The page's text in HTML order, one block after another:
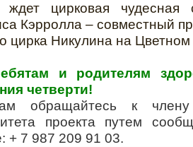
цирковая чудесная
Кэрролла – совместный
цирка Никулина на
и родителям
четверти!
обращайтесь к члену
проекта путем
+ 7 987 209 91 03.